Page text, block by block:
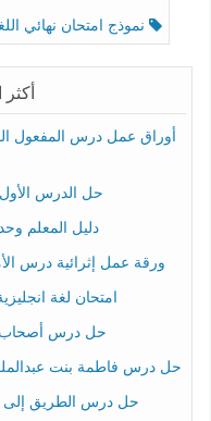
نموذج امتحان نهائي اللغة
أوراق عمل درس المفعول
حل الدرس الأول
دليل المعلم
ورقة عمل إثرائية درس
امتحان لغة
حل درس أصحاب
حل درس فاطمة بنت
حل درس الطريق إلى